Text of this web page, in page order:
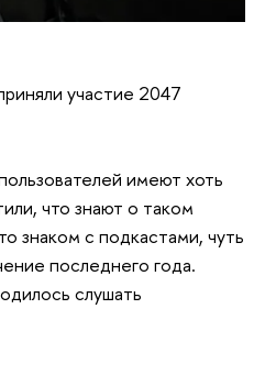
участие 2047
имеют хоть
что знают о таком
знаком с подкастами, чуть
последнего года.
слушать